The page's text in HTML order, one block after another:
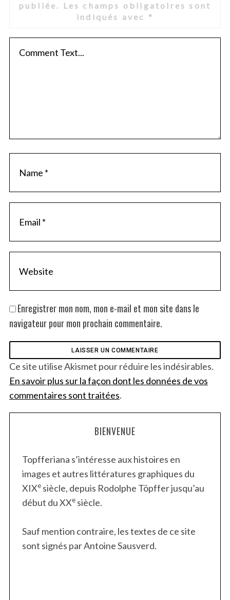
publiée.
Les champs obligatoires sont
indiqués avec *
Enregistrer mon nom, mon e-mail et mon site dans le
navigateur pour mon prochain commentaire.
Ce site utilise Akismet pour réduire les indésirables.
En savoir plus sur la façon dont les données de vos
commentaires sont traitées.
BIENVENUE
Topfferiana s’intéresse aux histoires en
images et autres littératures graphiques du
XIXesiècle, depuis Rodolphe Töpffer jusqu’au
début du XXesiècle.
Sauf mention contraire, les textes de ce site
sont signés par Antoine Sausverd.